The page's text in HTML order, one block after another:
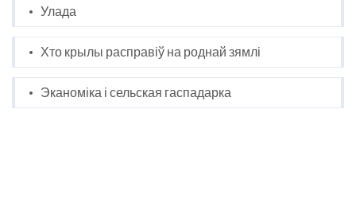
Улада
Хто крылы расправіў на роднай зямлі
Эканоміка і сельская гаспадарка